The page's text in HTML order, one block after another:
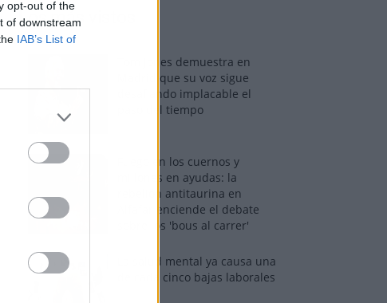
opt-out of the
of downstream
IAB’s List of
Los más vistos
Tom Jones demuestra en
Madrid que su voz sigue
desafiando implacable el
paso del tiempo
Fuego en los cuernos y
millones en ayudas: la
rebelión antitaurina en
Alfafar enciende el debate
sobre los 'bous al carrer'
La salud mental ya causa una
de cada cinco bajas laborales